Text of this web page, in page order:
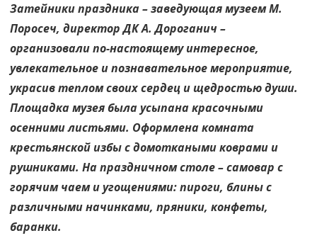
Затейники праздника – заведующая музеем М.
Поросеч, директор ДК А. Дороганич –
организовали по-настоящему интересное,
увлекательное и познавательное мероприятие,
украсив теплом своих сердец и щедростью души.
Площадка музея была усыпана красочными
осенними листьями. Оформлена комната
крестьянской избы с домоткаными коврами и
рушниками. На праздничном столе – самовар с
горячим чаем и угощениями: пироги, блины с
различными начинками, пряники, конфеты,
баранки.